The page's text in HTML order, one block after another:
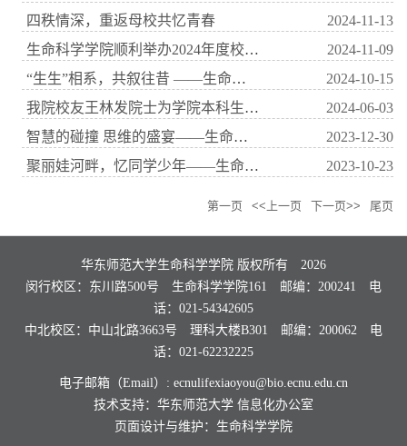
四秩情深，重返母校共忆青春
2024-11-13
生命科学学院顺利举办2024年度校友论坛
2024-11-09
“生生”相系，共叙往昔 ——生命科学学院2024年校友日活动顺利举行
2024-10-15
我院校友王林发院士为学院本科生作 “蝙蝠，病毒与疫情”专题报告
2024-06-03
智慧的碰撞 思维的盛宴——生命科学学院举行2023年度校友论坛
2023-12-30
聚丽娃河畔，忆同学少年——生命科学学院举行2023年度校友日活动
2023-10-23
第一页 <<上一页 下一页>> 尾页
华东师范大学生命科学学院 版权所有
2026
闵行校区：东川路500号 生命科学学院161 邮编：200241 电
话：021-54342605
中北校区：中山北路3663号 理科大楼B301 邮编：200062 电
话：021-62232225
电子邮箱（Email）: ecnulifexiaoyou@bio.ecnu.edu.cn
技术支持：华东师范大学 信息化办公室
页面设计与维护：生命科学学院